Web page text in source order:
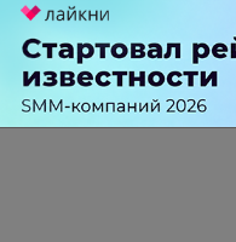
Крупнейший сбой в
попасть на популярные